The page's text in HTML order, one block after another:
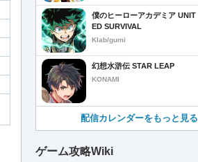
僕のヒーローアカデミア UNIT
ED SURVIVAL
Klab/gumi
幻想水滸伝 STAR LEAP
KONAMI
配信カレンダーをもっと見る
ゲーム攻略Wiki